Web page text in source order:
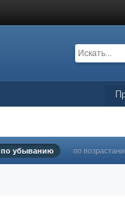
по убыванию по